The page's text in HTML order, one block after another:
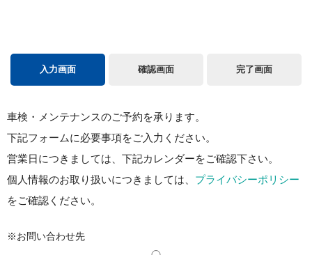
入力画面 確認画面 完了画面
車検・メンテナンスのご予約を承ります。
下記フォームに必要事項をご入力ください。
営業日につきましては、下記カレンダーをご確認下さい。
個人情報のお取り扱いにつきましては、 プライバシーポリシー
をご確認ください。
※お問い合わせ先